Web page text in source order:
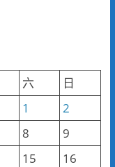
六
日
1
2
8
9
15
16